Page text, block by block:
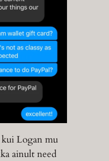
kui Logan mu
ainult need